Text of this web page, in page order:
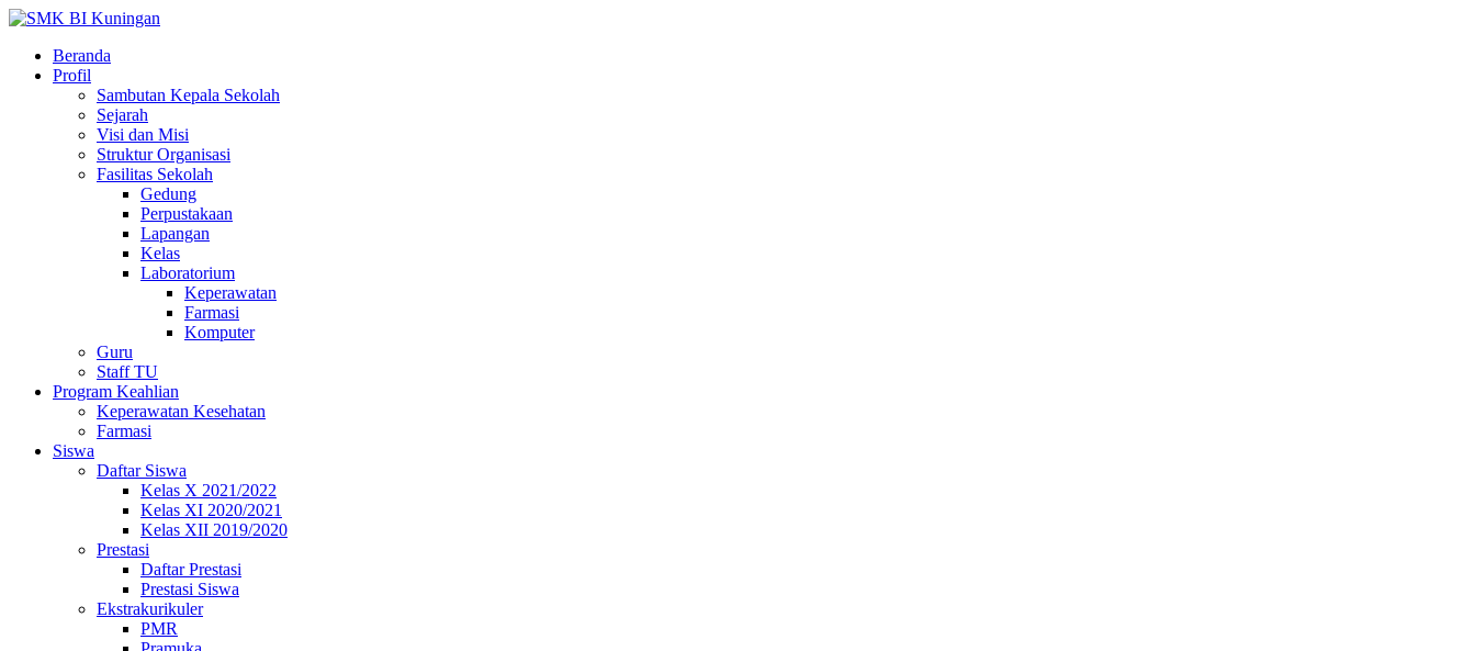
Beranda
Profil
Sambutan Kepala Sekolah
Sejarah
Visi dan Misi
Struktur Organisasi
Fasilitas Sekolah
Gedung
Perpustakaan
Lapangan
Kelas
Laboratorium
Keperawatan
Farmasi
Komputer
Guru
Staff TU
Program Keahlian
Keperawatan Kesehatan
Farmasi
Siswa
Daftar Siswa
Kelas X 2021/2022
Kelas XI 2020/2021
Kelas XII 2019/2020
Prestasi
Daftar Prestasi
Prestasi Siswa
Ekstrakurikuler
PMR